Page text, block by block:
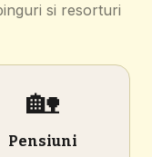
si resorturi
🏡
Pensiuni